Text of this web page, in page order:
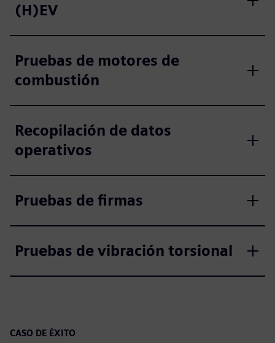
(H)EV
Pruebas de motores de
combustión
Recopilación de datos
operativos
Pruebas de firmas
Pruebas de vibración torsional
CASO DE ÉXITO